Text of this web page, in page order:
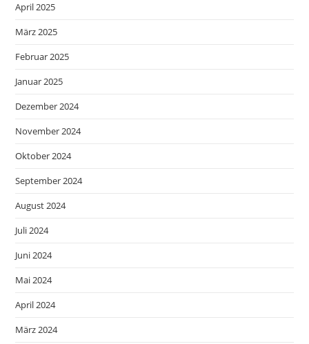
April 2025
März 2025
Februar 2025
Januar 2025
Dezember 2024
November 2024
Oktober 2024
September 2024
August 2024
Juli 2024
Juni 2024
Mai 2024
April 2024
März 2024